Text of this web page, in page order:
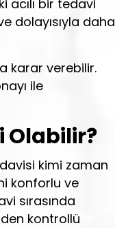
acılı bir tedavi
dolayısıyla daha
karar verebilir.
ile
Olabilir?
kimi zaman
konforlu ve
sırasında
kontrollü